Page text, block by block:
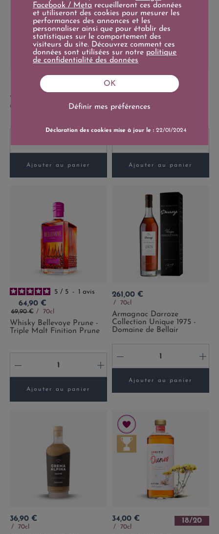
1 250,00 €
Prix de base
1 330,00 €
Whisky Ardbeg 25 ans -
Coffret Prestige
Ajouter au panier
Prix
36,90 €
Ajouter au panier
5 / 5 - 1 avis
Prix
64,90 €
Prix de base
69,90 € 70cl
Whisky Bellevoye Prune -
Triple Malt Finition Prune
- +
Ajouter au panier
Prix
261,00 €
70cl
Armagnac Darroze
Collection Unique 1975 -
Domaine de Bellair
- +
Ajouter au panier
Prix
36,90 €
70cl
Prix
34,00 €
70cl
18/20
Facebook / Meta recueilleront ces données
et utiliseront des cookies pour mesurer les
performances des annonces et les
personnaliser ainsi que pour établir des
statistiques sur le comportement des
visiteurs du site. Découvrez comment ces
données sont utilisées sur notre politique
de confidentialité des données
Définir mes préférences
OK
Déclaration des cookies mise à jour le :22/01/2024